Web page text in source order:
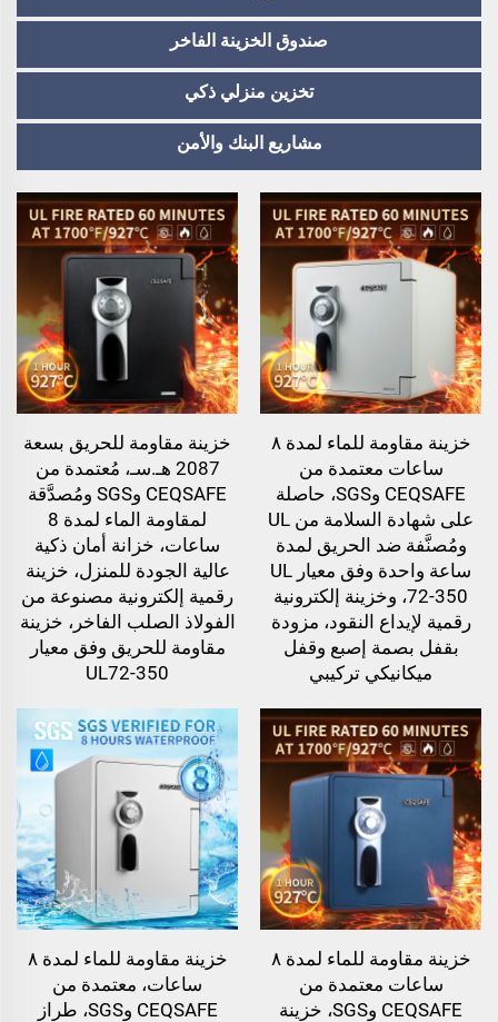
صندوق الخزينة الفاخر
تخزين منزلي ذكي
مشاريع البنك والأمن
خزينة مقاومة للماء لمدة ٨
ساعات معتمدة من
CEQSAFE وSGS، حاصلة
على شهادة السلامة من UL
ومُصنَّفة ضد الحريق لمدة
ساعة واحدة وفق معيار UL
72-350، وخزينة إلكترونية
رقمية لإيداع النقود، مزودة
بقفل بصمة إصبع وقفل
ميكانيكي تركيبي
خزينة مقاومة للحريق بسعة
2087 هـ.سـ، مُعتمدة من
CEQSAFE وSGS ومُصدَّقة
لمقاومة الماء لمدة 8
ساعات، خزانة أمان ذكية
عالية الجودة للمنزل، خزينة
رقمية إلكترونية مصنوعة من
الفولاذ الصلب الفاخر، خزينة
مقاومة للحريق وفق معيار
UL72-350
خزينة مقاومة للماء لمدة ٨
ساعات معتمدة من
CEQSAFE وSGS، خزينة
خزينة مقاومة للماء لمدة ٨
ساعات، معتمدة من
CEQSAFE وSGS، طراز